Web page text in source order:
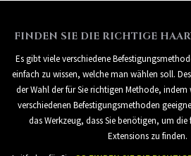
FINDEN SIE DIE RICHTIGE
Es gibt viele verschiedene
einfach zu wissen, welche man wählen soll.
der Wahl der für Sie richtigen Methode,
verschiedenen Befestigungsmethoden
das Werkzeug, dass Sie benötigen, um die
Extensions zu finden.